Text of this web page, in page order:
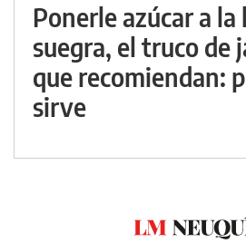
Ponerle azúcar a la
suegra, el truco de
que recomiendan:
sirve